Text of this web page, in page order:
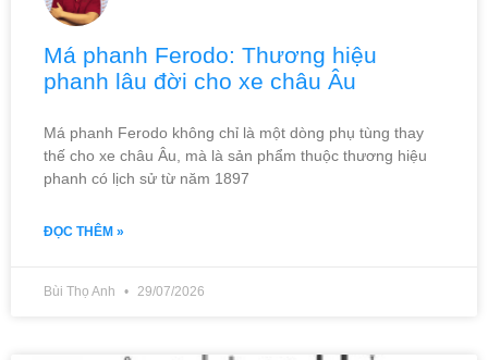
Má phanh Ferodo: Thương hiệu
phanh lâu đời cho xe châu Âu
Má phanh Ferodo không chỉ là một dòng phụ tùng thay
thế cho xe châu Âu, mà là sản phẩm thuộc thương hiệu
phanh có lịch sử từ năm 1897
ĐỌC THÊM »
Bùi Thọ Anh 29/07/2026